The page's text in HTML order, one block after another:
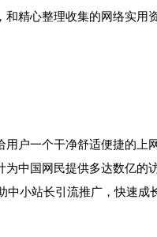
精心整理收集的网络实用
户一个干净舒适便捷的上
中国网民提供多达数亿的
小站长引流推广，快速成